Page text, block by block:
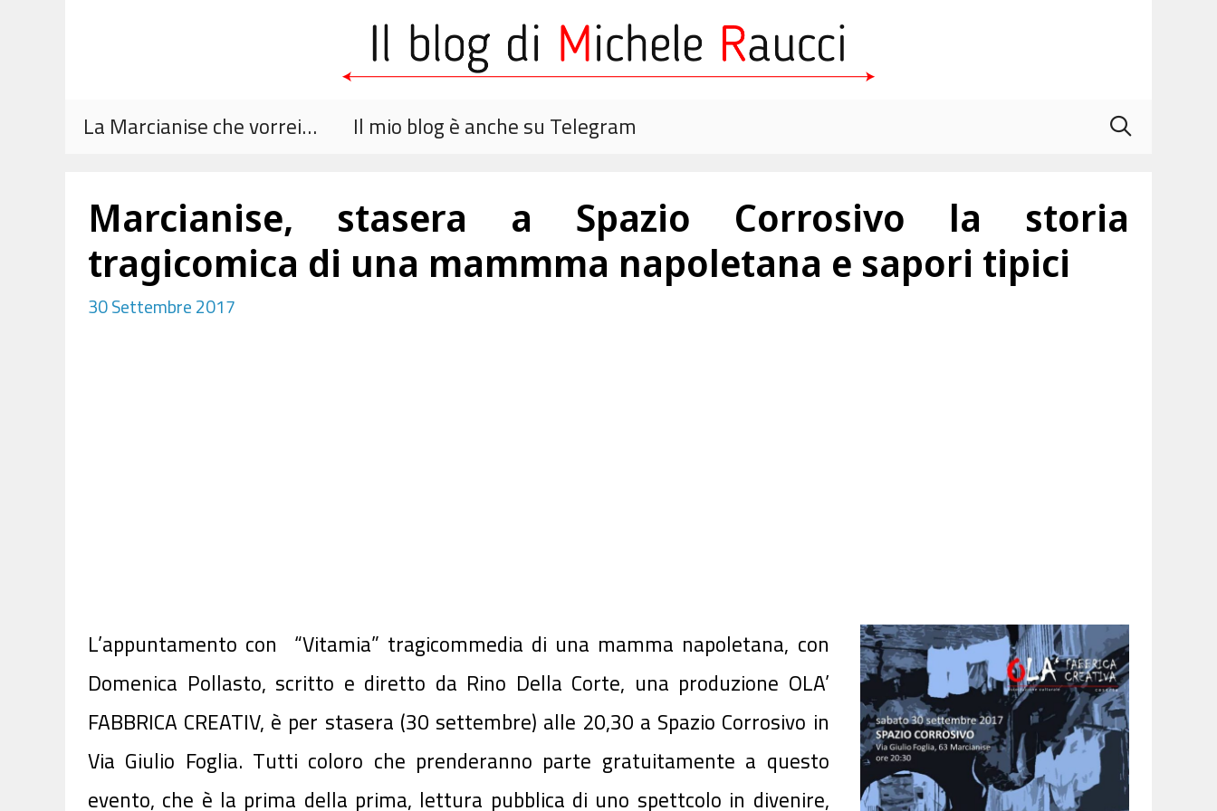
La Marcianise che vorrei… Il mio blog è anche su Telegram
Marcianise, stasera a Spazio Corrosivo la storia
tragicomica di una mammma napoletana e sapori tipici
30 Settembre 2017
L’appuntamento con “Vitamia” tragicommedia di una mamma napoletana, con
Domenica Pollasto, scritto e diretto da Rino Della Corte, una produzione OLA’
FABBRICA CREATIV, è per stasera (30 settembre) alle 20,30 a Spazio Corrosivo in
Via Giulio Foglia. Tutti coloro che prenderanno parte gratuitamente a questo
evento, che è la prima della prima, lettura pubblica di uno spettcolo in divenire,